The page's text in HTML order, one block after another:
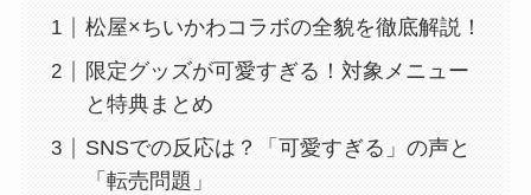
松屋×ちいかわコラボの全貌を徹底解説！
限定グッズが可愛すぎる！対象メニュー
と特典まとめ
SNSでの反応は？「可愛すぎる」の声と
「転売問題」